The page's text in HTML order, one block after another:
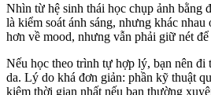
Nhìn từ hệ sinh thái học chụp ảnh bằng
là kiểm soát ánh sáng, nhưng khác
hơn về mood, nhưng vẫn phải giữ nét
Nếu học theo trình tự hợp lý, bạn nên đi
da. Lý do khá đơn giản: phần kỹ thuật
kiệm thời gian nhất nếu bạn thường